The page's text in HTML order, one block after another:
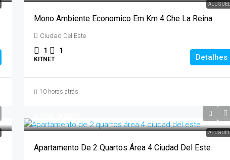
Mono Ambiente Economico Em Km 4 Che La Reina
Ciudad Del Este
1 1
KITNET Detalhes
10 horas atrás
Apartamento De 2 Quartos Área 4 Ciudad Del Este